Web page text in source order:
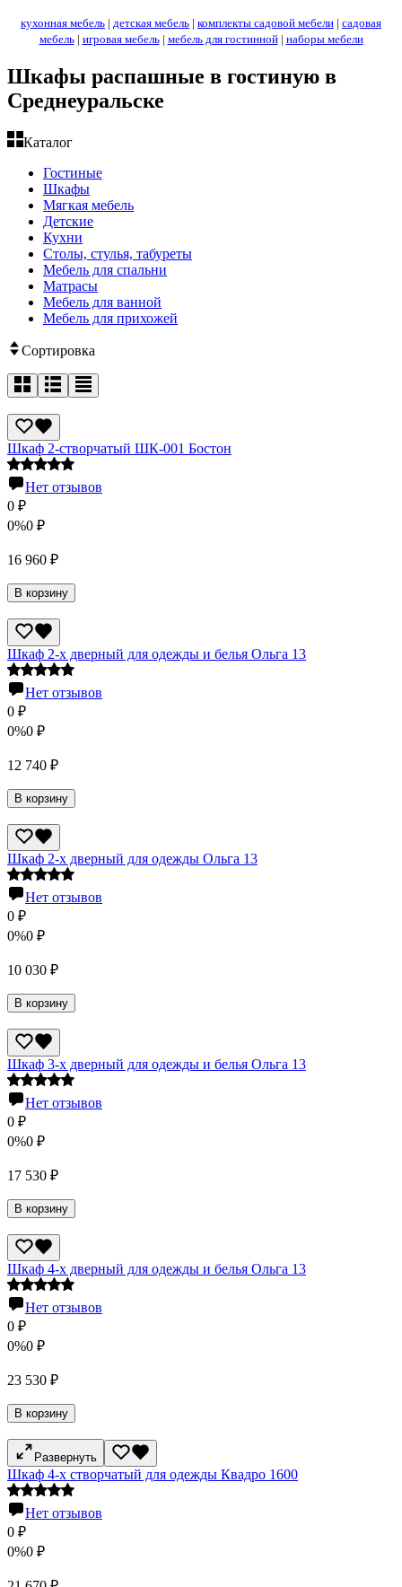
кухонная мебель | детская мебель | комплекты садовой мебели | садовая
мебель| игровая мебель| мебель для гостинной| наборы мебели
Шкафы распашные в гостиную в
Среднеуральске
Каталог
Гостиные
Шкафы
Мягкая мебель
Детские
Кухни
Столы, стулья, табуреты
Мебель для спальни
Матрасы
Мебель для ванной
Мебель для прихожей
Сортировка
Шкаф 2-створчатый ШК-001 Бостон
Нет отзывов
0 ₽
0%0 ₽
16 960 ₽
В корзину
Шкаф 2-х дверный для одежды и белья Ольга 13
Нет отзывов
0 ₽
0%0 ₽
12 740 ₽
В корзину
Шкаф 2-х дверный для одежды Ольга 13
Нет отзывов
0 ₽
0%0 ₽
10 030 ₽
В корзину
Шкаф 3-х дверный для одежды и белья Ольга 13
Нет отзывов
0 ₽
0%0 ₽
17 530 ₽
В корзину
Шкаф 4-х дверный для одежды и белья Ольга 13
Нет отзывов
0 ₽
0%0 ₽
23 530 ₽
В корзину
Развернуть
Шкаф 4-х створчатый для одежды Квадро 1600
Нет отзывов
0 ₽
0%0 ₽